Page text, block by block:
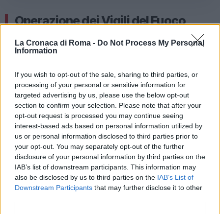
La Cronaca di Roma - Do Not Process My Personal
Information
If you wish to opt-out of the sale, sharing to third parties, or
processing of your personal or sensitive information for
targeted advertising by us, please use the below opt-out
section to confirm your selection. Please note that after your
opt-out request is processed you may continue seeing
interest-based ads based on personal information utilized by
us or personal information disclosed to third parties prior to
your opt-out. You may separately opt-out of the further
disclosure of your personal information by third parties on the
IAB’s list of downstream participants. This information may
also be disclosed by us to third parties on the IAB’s List of
Downstream Participants that may further disclose it to other
Operazione dei Vigili del Fuoco
Dopo la segnalazione ricevuta dalla Sala operativa
dei vigili del fuoco del Comando provinciale di Roma,
arrivate immediatamente sul luogo dell’incendio. Gli
operatori hanno subito iniziato le operazioni di
spegnimento per mettere in sicurezza l’area e
permettere una rapida riapertura del traffico.
Nonostante la rapidità dell’intervento, si sono creati
inevitabili disagi con notevoli code.